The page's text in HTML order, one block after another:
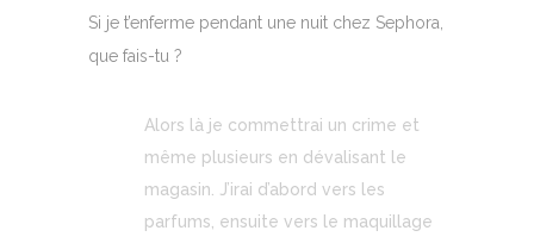
Si je t’enferme pendant une nuit chez Sephora,
que fais-tu ?
Alors là je commettrai un crime et
même plusieurs en dévalisant le
magasin. J’irai d’abord vers les
parfums, ensuite vers le maquillage